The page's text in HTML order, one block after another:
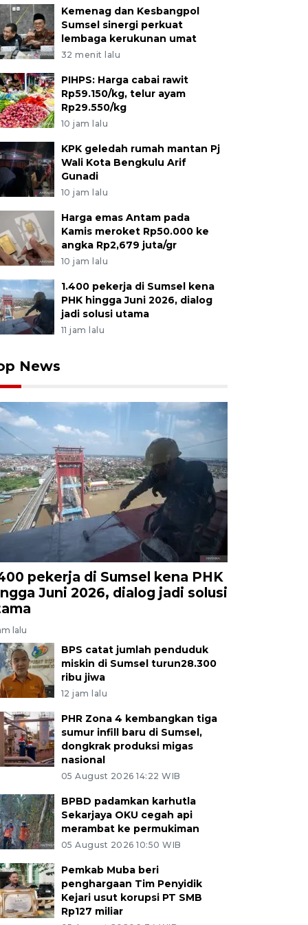
Kemenag dan Kesbangpol
Sumsel sinergi perkuat
lembaga kerukunan umat
32 menit lalu
PIHPS: Harga cabai rawit
Rp59.150/kg, telur ayam
Rp29.550/kg
10 jam lalu
KPK geledah rumah mantan Pj
Wali Kota Bengkulu Arif
Gunadi
10 jam lalu
Harga emas Antam pada
Kamis meroket Rp50.000 ke
angka Rp2,679 juta/gr
10 jam lalu
1.400 pekerja di Sumsel kena
PHK hingga Juni 2026, dialog
jadi solusi utama
11 jam lalu
News
pekerja di Sumsel kena PHK
Juni 2026, dialog jadi solusi
lalu
BPS catat jumlah penduduk
miskin di Sumsel turun28.300
ribu jiwa
12 jam lalu
PHR Zona 4 kembangkan tiga
sumur infill baru di Sumsel,
dongkrak produksi migas
nasional
05 August 2026 14:22 WIB
BPBD padamkan karhutla
Sekarjaya OKU cegah api
merambat ke permukiman
05 August 2026 10:50 WIB
Pemkab Muba beri
penghargaan Tim Penyidik
Kejari usut korupsi PT SMB
Rp127 miliar